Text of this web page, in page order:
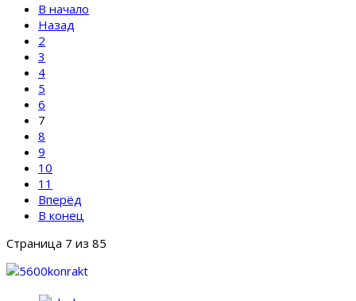
В начало
Назад
2
3
4
5
6
7
8
9
10
11
Вперёд
В конец
Страница 7 из 85